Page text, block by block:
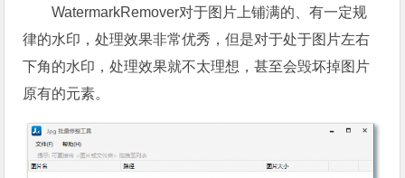
WatermarkRemover对于图片上铺满的、有一定规
律的水印，处理效果非常优秀，但是对于处于图片左右
下角的水印，处理效果就不太理想，甚至会毁坏掉图片
原有的元素。